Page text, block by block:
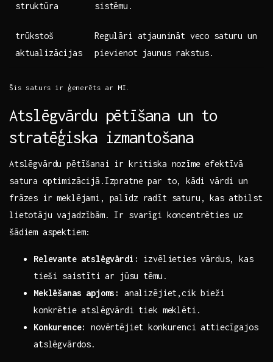
struktūra
sistēmu.
trūkstoš
aktualizācijas
Regulāri atjaunināt veco saturu un
pievienot jaunus‌ rakstus.
Šis saturs ir ģenerēts ‌ar MI.
Atslēgvārdu pētīšana un to
stratēģiska izmantošana
Atslēgvārdu pētīšanai ir kritiska nozīme efektīvā
satura optimizācijā.Izpratne par to,⁤ kādi vārdi un
frāzes ir meklējami, palīdz radīt saturu, kas ⁣atbilst
lietotāju ​vajadzībām. Ir svarīgi koncentrēties uz
‍šādiem aspektiem:
Relevante atslēgvārdi:
izvēlieties vārdus, kas
⁤tieši saistīti ar jūsu tēmu.
Meklēšanas apjoms:
analizējiet,cik bieži
konkrētie atslēgvārdi tiek meklēti.
Konkurence:
novērtējiet konkurenci attiecīgajos
atslēgvārdos.